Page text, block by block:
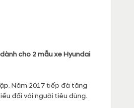
cho 2 mẫu xe Hyundai
Năm 2017 tiếp đà tăng
đối với người tiêu dùng.